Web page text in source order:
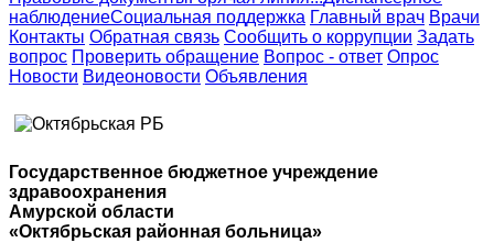
наблюдениеСоциальная поддержка Главный врач Врачи
Контакты Обратная связь Сообщить о коррупции Задать
вопрос Проверить обращение Вопрос - ответ Опрос
Новости Видеоновости Объявления
Государственное бюджетное учреждение
здравоохранения
Амурской области
«Октябрьская районная больница»